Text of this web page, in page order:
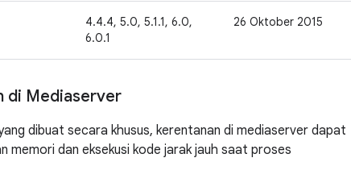
4.4.4, 5.0, 5.1.1, 6.0,
6.0.1
26 Oktober 2015
di Mediaserver
dibuat secara khusus, kerentanan di mediaserver dapat
memori dan eksekusi kode jarak jauh saat proses